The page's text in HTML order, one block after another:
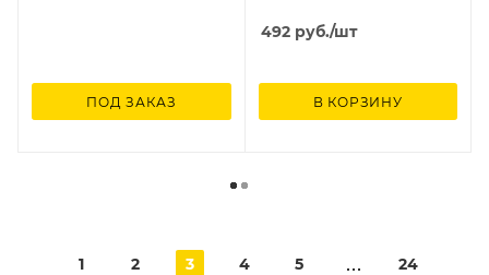
ПОД ЗАКАЗ
492руб./шт
В КОРЗИНУ
1 2 3 4 5 24